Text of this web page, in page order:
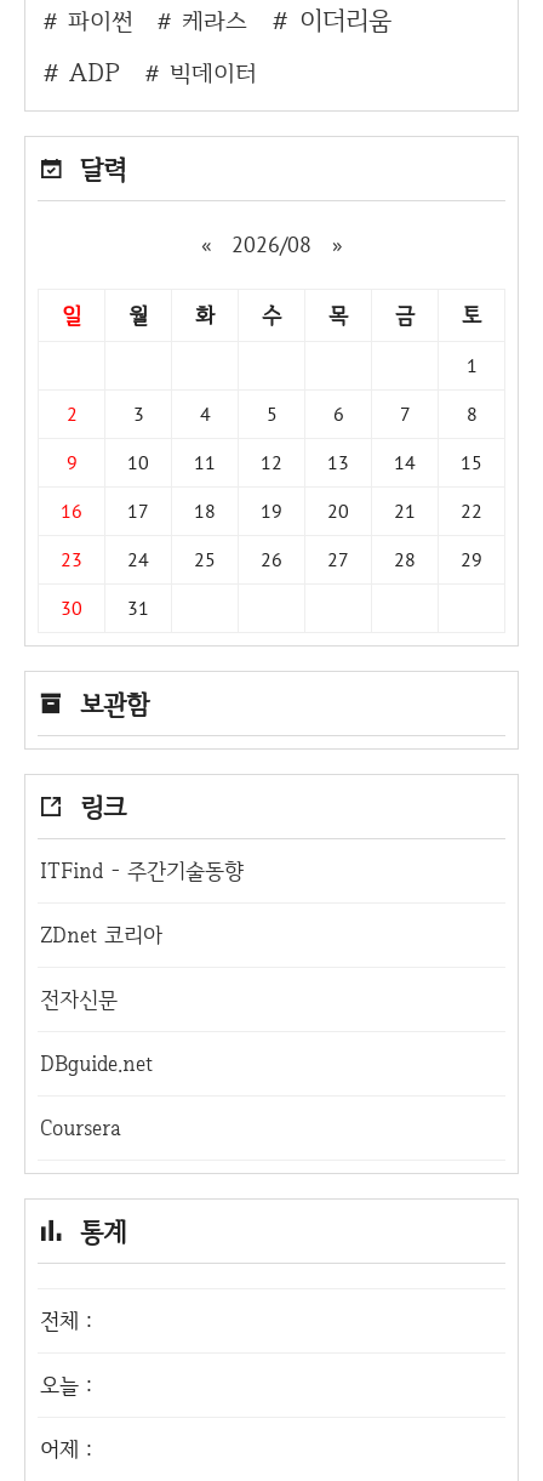
파이썬 케라스
이더리움
ADP
빅데이터
달력
« 2026/08 »
일 월 화 수 목 금 토
1
2
3 4 5 6 7
8
9
10 11 12 13 14
15
16
17 18 19 20 21
22
23
24 25 26 27 28
29
30
31
보관함
링크
ITFind - 주간기술동향
ZDnet 코리아
전자신문
DBguide.net
Coursera
통계
전체 :
오늘 :
어제 :